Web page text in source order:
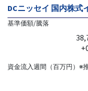
DCニッセイ 国内株式
基準価額/騰落
資金流入週間（百万円）※